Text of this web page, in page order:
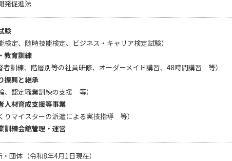
発促進法
験
検定、随時技能検定、ビジネス・キャリア検定試験）
教育訓練
者訓練、階層別等の社員研修、オーダーメイド講習、48時間講習 等）
振興と継承
、認定職業訓練の支援 等）
人材育成支援等事業
りマイスターの派遣による実技指導 等）
訓練会館管理・運営
団体（令和8年4月1日現在）